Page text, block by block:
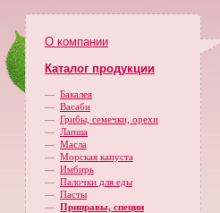
О компании
Каталог продукции
— Бакалея
— Васаби
— Грибы, семечки, орехи
— Лапша
— Масла
— Морская капуста
— Имбирь
— Палочки для еды
— Пасты
— Приправы, специи